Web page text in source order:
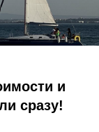
и
сразу!